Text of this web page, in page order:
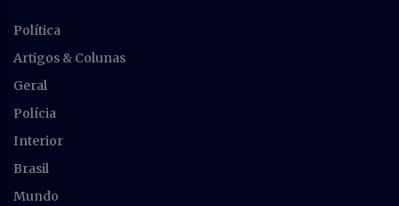
Política
Artigos & Colunas
Geral
Polícia
Interior
Brasil
Mundo